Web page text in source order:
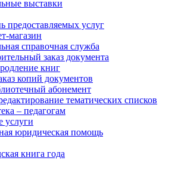
выставки
предоставляемых услуг
магазин
справочная служба
заказ документа
книг
копий документов
абонемент
тематических списков
– педагогам
услуги
юридическая помощь
книга года